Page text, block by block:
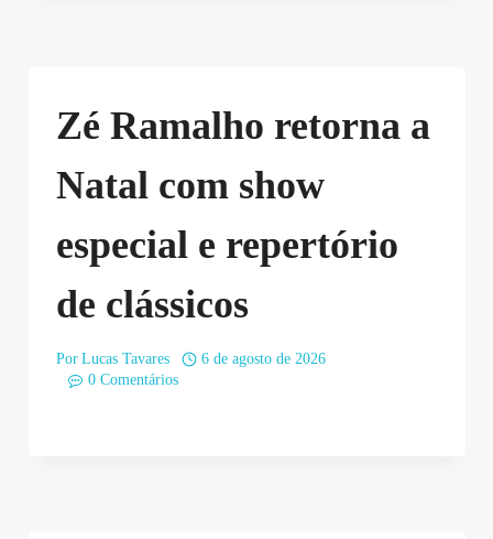
Zé Ramalho retorna a
Natal com show
especial e repertório
de clássicos
Por Lucas Tavares
6 de agosto de 2026
0 Comentários